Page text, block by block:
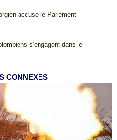
accuse le Parlement
s’engagent dans le
CONNEXES